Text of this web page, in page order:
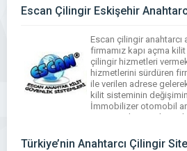
Escan Çilingir Eskişehir
Escan çilingir
firmamız kapı açma
çilingir hizmetleri
hizmetlerini sürdüren
ile verilen adrese
kilit sisteminin
İmmobilizer otomobil
aracınıza kapı ve
yedekleyebilmekteyiz.
Türkiye’nin Anahtarcı Çilingir